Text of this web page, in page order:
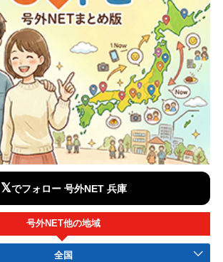
𝕏でフォロー 号外NET 兵庫
号外NET他の地域
全国